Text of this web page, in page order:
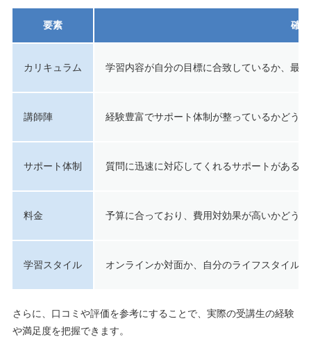
要素 確
カリキュラム 学習内容が自分の目標に合致しているか、最
講師陣 経験豊富でサポート体制が整っているかどう
サポート体制 質問に迅速に対応してくれるサポートがある
料金 予算に合っており、費用対効果が高いかどう
学習スタイル オンラインか対面か、自分のライフスタイル
さらに、口コミや評価を参考にすることで、実際の受講生の経験
や満足度を把握できます。